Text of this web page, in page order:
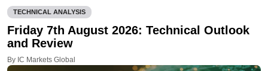
TECHNICAL ANALYSIS
Friday 7th August 2026: Technical Outlook
and Review
By IC Markets Global